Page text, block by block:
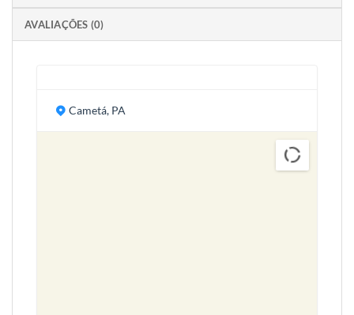
AVALIAÇÕES (0)
Cametá, PA